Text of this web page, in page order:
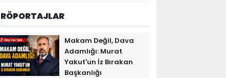
RÖPORTAJLAR
Makam Değil, Dava
Adamlığı: Murat
Yakut'un İz Bırakan
Başkanlığı